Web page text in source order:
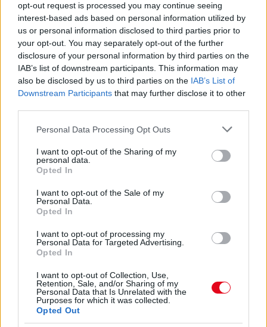
opt-out request is processed you may continue seeing
interest-based ads based on personal information utilized by
us or personal information disclosed to third parties prior to
your opt-out. You may separately opt-out of the further
disclosure of your personal information by third parties on the
IAB’s list of downstream participants. This information may
also be disclosed by us to third parties on the IAB’s List of
Downstream Participants that may further disclose it to other
Please note that this website/app uses one or more Google
not limited to your visit or usage behaviour. You may click to
grant or deny consent to Google and its third-party tags to
use your data for below specified purposes in below Google
consent section.
Personal Data Processing Opt Outs
I want to opt-out of the Sharing of my
personal data.
Opted In
I want to opt-out of the Sale of my
Personal Data.
Opted In
I want to opt-out of processing my
Personal Data for Targeted Advertising.
Opted In
I want to opt-out of Collection, Use,
Retention, Sale, and/or Sharing of my
Personal Data that Is Unrelated with the
Purposes for which it was collected.
Opted Out
24 ÓRA TOVÁBBI HÍREI
24 óra
Ezért párásodik be állandóan az ablak – egyszerűbb a
megoldás, mint gondolnád